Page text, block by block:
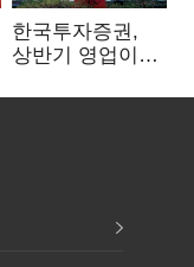
한국투자증권,
상반기 영업이익
전년비 89.1%↑